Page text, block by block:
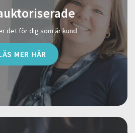
det för dig som är kund
MER HÄR